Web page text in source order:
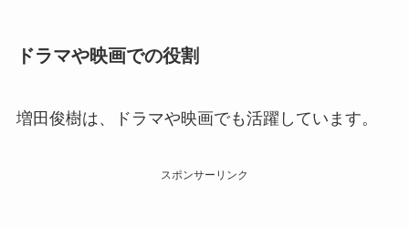
ドラマや映画での役割
増田俊樹は、ドラマや映画でも活躍しています。
スポンサーリンク